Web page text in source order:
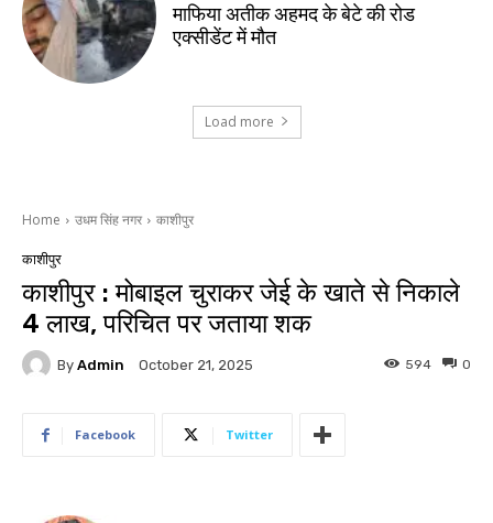
माफिया अतीक अहमद के बेटे की रोड
एक्सीडेंट में मौत
Load more